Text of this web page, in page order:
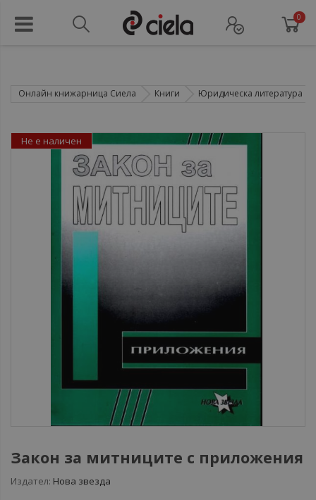
0
Онлайн книжарница Сиела Книги Юридическа литература
Закон за митниците с приложения
Издател: Нова звезда
Не е наличен